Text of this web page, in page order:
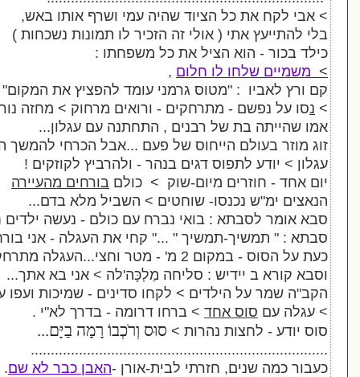
הציוד שהיה עמי ושרף אותו באש
אולי זה הזכיר לו תמונות נשכחות )
הציל את כל משפחתו :
לו חלום ,
"מטוס גרמני עומד להפציץ את המקום" ,
מתרחקים - ורואים מרחוק > מחזה נורא .
של רבנים,התחתנה עם עגלון.. .
הייחוס של פעם...אבל הכרחי להמשך החיים ...
דגים בנהר - ולהרביץ לקוזקים !
מיום-שוק > כולםבורחים מהעיירה
שוחטים > השביל מלא בדם...
: בואי נברח עם כולם - נעשה ילדים חדשים...
תמשיך " ..." קחי את העגלה - אני בורח "
מתרחקת
: סליחה מַלְכָּה'לה > אני בא אתך...
> לקחו סדינים - שמיכות ועפו עם הרוח...
אחד > ברחו דרומה -בדרך לא"י.
נהרות >סוּס וְרֹכְבוֹ רָמָה בַיָּם...
חזרתי לבית-אורן -האבן כבר לא שם.